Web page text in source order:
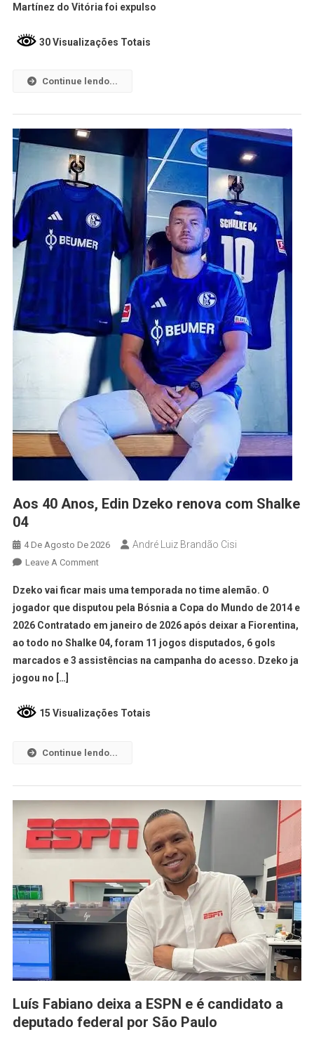
Martínez do Vitória foi expulso
30 Visualizações Totais
Continue lendo...
Aos 40 Anos, Edin Dzeko renova com Shalke
04
4 De Agosto De 2026 André Luiz Brandão Cisi
Leave A Comment
Dzeko vai ficar mais uma temporada no time alemão. O
jogador que disputou pela Bósnia a Copa do Mundo de 2014 e
2026 Contratado em janeiro de 2026 após deixar a Fiorentina,
ao todo no Shalke 04, foram 11 jogos disputados, 6 gols
marcados e 3 assistências na campanha do acesso. Dzeko ja
jogou no […]
15 Visualizações Totais
Continue lendo...
Luís Fabiano deixa a ESPN e é candidato a
deputado federal por São Paulo